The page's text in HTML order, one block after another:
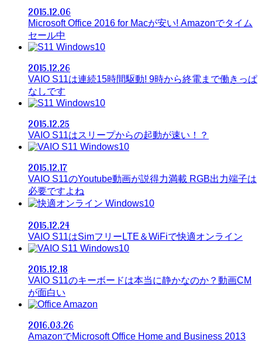
2015.12.06
Microsoft Office 2016 for Macが安い! Amazonでタイム
セール中
Windows10
2015.12.26
VAIO S11は連続15時間駆動! 9時から終電まで働きっぱ
なしです
Windows10
2015.12.25
VAIO S11はスリープからの起動が速い！？
Windows10
2015.12.17
VAIO S11のYoutube動画が説得力満載 RGB出力端子は
必要ですよね
Windows10
2015.12.24
VAIO S11はSimフリーLTE＆WiFiで快適オンライン
Windows10
2015.12.18
VAIO S11のキーボードは本当に静かなのか？動画CM
が面白い
Amazon
2016.03.26
AmazonでMicrosoft Office Home and Business 2013